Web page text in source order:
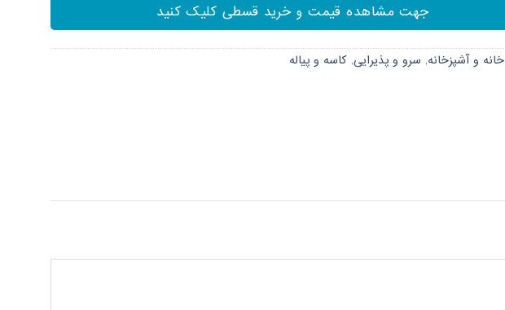
جهت مشاهده قیمت و خرید قسطی کلیک کنید
خانه و آشپزخانه, سرو و پذیرایی, کاسه و پیاله